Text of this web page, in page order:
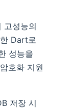
고성능의
Dart로
성능을
호화 지원
저장 시